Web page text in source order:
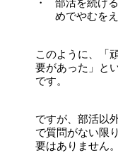
部活を続け
めでやむを
このように、「
要があった」と
です。
ですが、部活以
で質問がない限
要はありません。